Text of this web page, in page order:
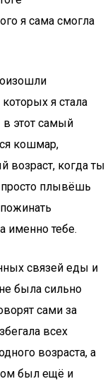
я сама смогла
я стала
этот самый
кошмар,
возраст, когда ты
просто плывёшь
именно тебе.
связей еды и
была сильно
сами за
всех
возраста, а
был ещё и